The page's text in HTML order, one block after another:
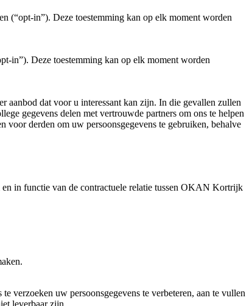
(“opt-in”). Deze toestemming kan op elk moment worden
in”). Deze toestemming kan op elk moment worden
dat voor u interessant kan zijn. In die gevallen zullen
gegevens delen met vertrouwde partners om ons te helpen
voor derden om uw persoonsgegevens te gebruiken, behalve
in functie van de contractuele relatie tussen OKAN Kortrijk
verzoeken uw persoonsgegevens te verbeteren, aan te vullen
leverbaar zijn.